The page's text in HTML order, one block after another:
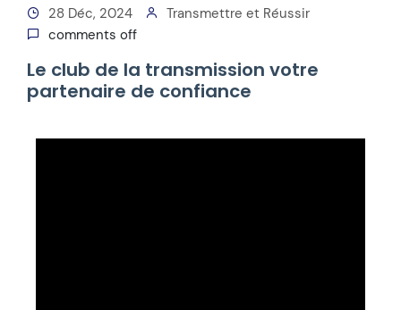
28 Déc, 2024
Transmettre et Réussir
comments off
Le club de la transmission votre
partenaire de confiance